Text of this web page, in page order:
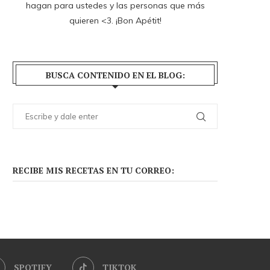
hagan para ustedes y las personas que más
quieren <3. ¡Bon Apétit!
BUSCA CONTENIDO EN EL BLOG:
RECIBE MIS RECETAS EN TU CORREO:
SPOTIFY TIKTOK